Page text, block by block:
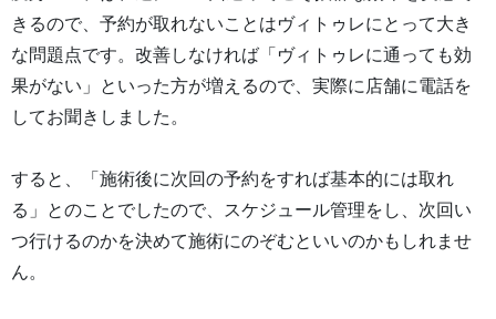
きるので、予約が取れないことはヴィトゥレにとって大き
な問題点です。改善しなければ「ヴィトゥレに通っても効
果がない」といった方が増えるので、実際に店舗に電話を
してお聞きしました。
すると、「施術後に次回の予約をすれば基本的には取れ
る」とのことでしたので、スケジュール管理をし、次回い
つ行けるのかを決めて施術にのぞむといいのかもしれませ
ん。